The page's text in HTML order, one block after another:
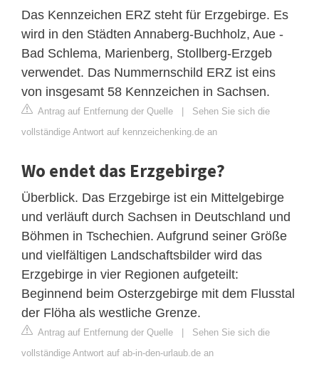
Das Kennzeichen ERZ steht für Erzgebirge. Es
wird in den Städten Annaberg-Buchholz, Aue -
Bad Schlema, Marienberg, Stollberg-Erzgeb
verwendet. Das Nummernschild ERZ ist eins
von insgesamt 58 Kennzeichen in Sachsen.
Antrag auf Entfernung der Quelle | Sehen Sie sich die
vollständige Antwort auf kennzeichenking.de an
Wo endet das Erzgebirge?
Überblick. Das Erzgebirge ist ein Mittelgebirge
und verläuft durch Sachsen in Deutschland und
Böhmen in Tschechien. Aufgrund seiner Größe
und vielfältigen Landschaftsbilder wird das
Erzgebirge in vier Regionen aufgeteilt:
Beginnend beim Osterzgebirge mit dem Flusstal
der Flöha als westliche Grenze.
Antrag auf Entfernung der Quelle | Sehen Sie sich die
vollständige Antwort auf ab-in-den-urlaub.de an